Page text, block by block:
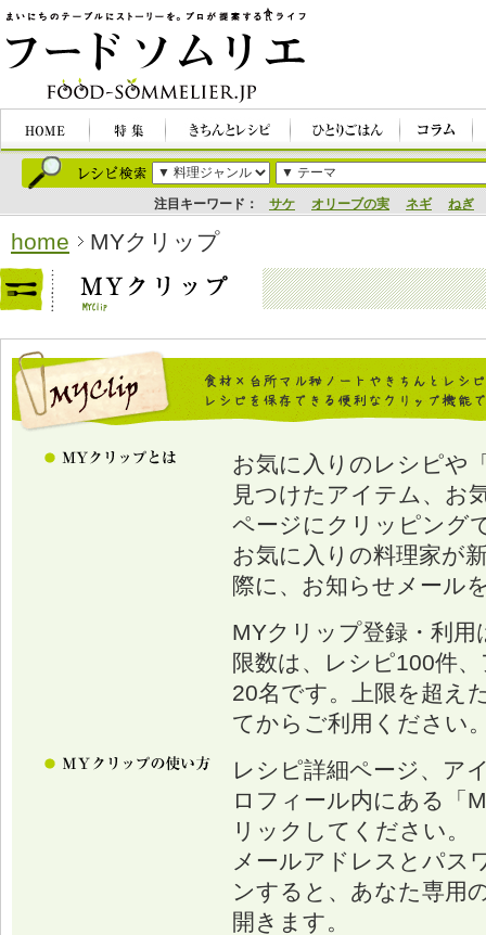
注目キーワード： サケ オリーブの実 ネギ ねぎ
home MYクリップ
お気に入りのレシピや
見つけたアイテム、お
ページにクリッピング
お気に入りの料理家が
際に、お知らせメール
MYクリップ登録・利
限数は、レシピ100件
20名です。上限を超え
てからご利用ください
レシピ詳細ページ、ア
ロフィール内にある「
リックしてください。
メールアドレスとパス
ンすると、あなた専用
開きます。